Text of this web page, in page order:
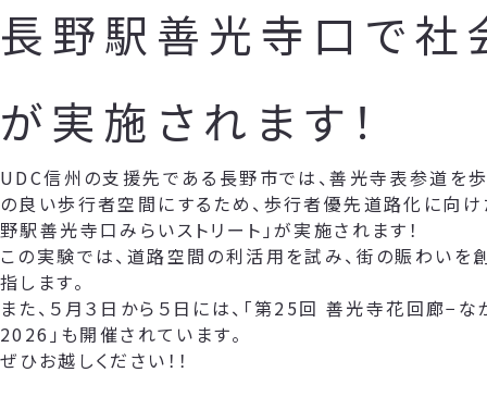
長野駅善光寺口で社
が実施されます！
UDC信州の支援先である長野市では、善光寺表参道を歩
の良い歩行者空間にするため、歩行者優先道路化に向け
野駅善光寺口みらいストリート」が実施されます！
この実験では、道路空間の利活用を試み、街の賑わいを
指します。
また、５月３日から５日には、「第25回 善光寺花回廊−な
2026」も開催されています。
ぜひお越しください！！